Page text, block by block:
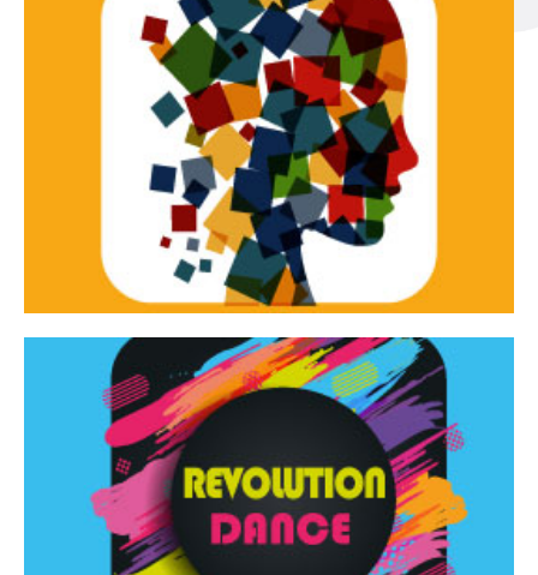
Tracce dinamiche
Tracce Dinamiche è una rassegna di teatro
d’innovazione e sperimentale.
Continua
Revolution Dance
Rassegna di danza contemporanea – I Edizione